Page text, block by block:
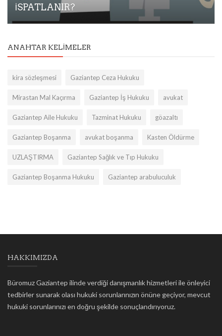
İSPATLANIR?
ANAHTAR KELIMELER
kira sözleşmesi Gaziantep Ceza Hukuku
Mirastan Mal Kaçırma Gaziantep İş Hukuku avukat
Gaziantep Aile Hukuku Tazminat Hukuku göazaltı
Gaziantep Boşanma avukat boşanma Kasten Öldürme
UZLAŞTIRMA Gaziantep Sağlık ve Tıp Hukuku
Gaziantep Boşanma Hukuku Gaziantep arabuluculuk
HAKKIMIZDA
Büromuz Gaziantep ilinde verdiği danışmanlık hizmetleri ile önleyici
tedbirler sunarak olası hukuki sorunlarınızın önüne geçiyor, mevcut
hukuki sorunlarınızı en doğru şekilde sonuçlandırıyoruz.